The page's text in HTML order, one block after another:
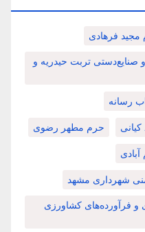
مجید فرهادی
صنایع‌دستی تربت حیدریه و
رسانه
کیانی حرم مطهر رضوی
شهرداری مشهد
فرآورده‌های کشاورزی